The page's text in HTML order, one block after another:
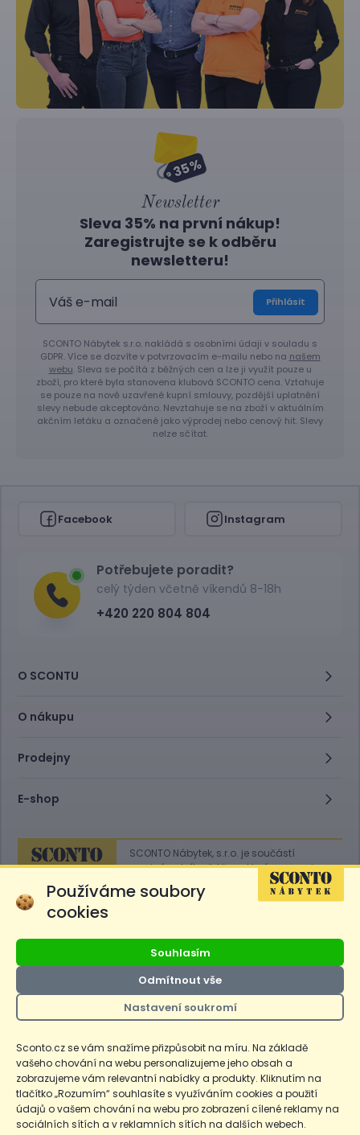
Newsletter
Sleva 35% na první nákup!
Zaregistrujte se k odběru
newsletteru!
Přihlásit
SCONTO Nábytek s.r.o. nakládá s osobními údaji v souladu s
GDPR. Více se dozvíte v potvrzovacím e-mailu nebo na našem
webu. Sleva se počítá z běžných cen a lze ji využít pouze u
zboží, pro které byla stanovena klubová SCONTO cena. Vztahuje
se pouze na nově uzavřené kupní smlouvy, pozdější uplatnění
slevy nebude akceptováno. Nevztahuje se na zboží v aktuálním
akčním letáku a označené jako výprodej nebo cenový hit. Slevy
nelze sčítat.
Facebook Instagram
Potřebujete poradit?
celý týden včetně víkendů 8-18h
+420 220 804 804
O SCONTU
O nákupu
Prodejny
E-shop
SCONTO Nábytek, s.r.o. je součástí
mezinárodního řetězce, který provozuje
obchodní domy
Sconto.
Ceny produktů na e-shopu sconto.cz jsou označeny následovně. Běžná
cena je cena bez označení, *Cena pro členy SCONTO Clubu, **Akční
dnů před prvním zlevněním. Dle zákona o ochraně spotřebitele §12a je
uvedená Běžná cena současně i nejnižší za 30 dní, pokud není Nejnižší
Běžná cena za 30 dní uvedena samostatně na detailu produktu.
CopyrightOchrana osobních údajůCookiesNastavení cookies
Používáme soubory
cookies
Souhlasím
Odmítnout vše
Nastavení soukromí
Sconto.cz se vám snažíme přizpůsobit na míru. Na základě
vašeho chování na webu personalizujeme jeho obsah a
zobrazujeme vám relevantní nabídky a produkty. Kliknutím na
tlačítko „Rozumím“ souhlasíte s využíváním cookies a použití
údajů o vašem chování na webu pro zobrazení cílené reklamy na
sociálních sítích a v reklamních sítích na dalších webech.